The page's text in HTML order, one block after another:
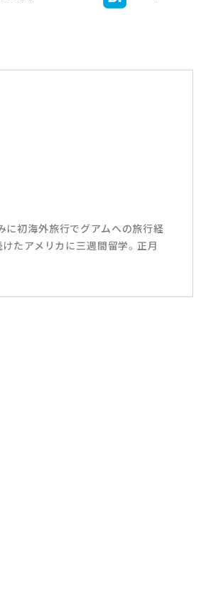
に初海外旅行でグアムへの旅行経
たアメリカに三週間留学。正月